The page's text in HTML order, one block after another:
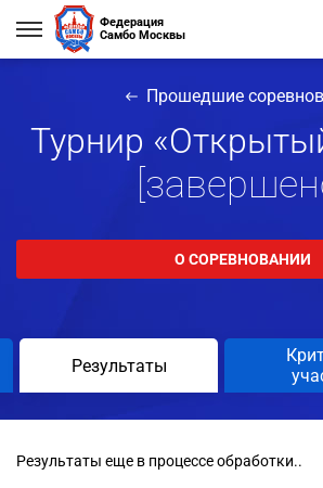
Федерация
Самбо Москвы
Прошедшие
Турнир
О СОРЕВНОВАНИИ
Результаты
Результаты еще в процессе обработки..